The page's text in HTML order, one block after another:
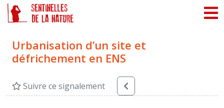
Urbanisation d’un site et
défrichement en ENS
Suivre ce signalement
Panneau de gestion des cookies